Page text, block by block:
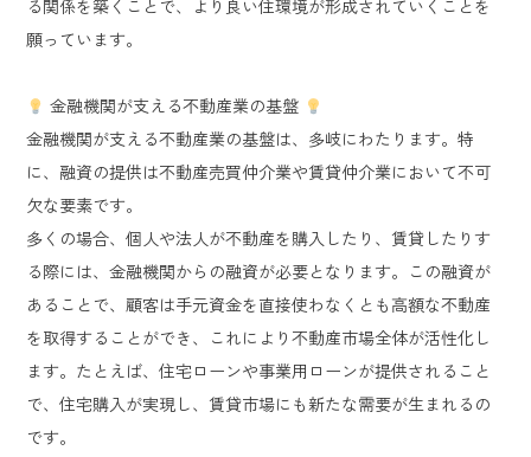
る関係を築くことで、より良い住環境が形成されていくことを
願っています。
金融機関が支える不動産業の基盤
金融機関が支える不動産業の基盤は、多岐にわたります。特
に、融資の提供は不動産売買仲介業や賃貸仲介業において不可
欠な要素です。
多くの場合、個人や法人が不動産を購入したり、賃貸したりす
る際には、金融機関からの融資が必要となります。この融資が
あることで、顧客は手元資金を直接使わなくとも高額な不動産
を取得することができ、これにより不動産市場全体が活性化し
ます。たとえば、住宅ローンや事業用ローンが提供されること
で、住宅購入が実現し、賃貸市場にも新たな需要が生まれるの
です。